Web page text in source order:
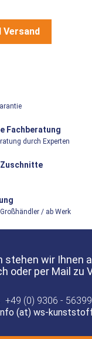
Versand
Fachberatung
durch Experten
Zuschnitte
/ ab Werk
stehen wir Ihnen
oder per Mail zu
+49 (0) 9306 -
(at) ws-